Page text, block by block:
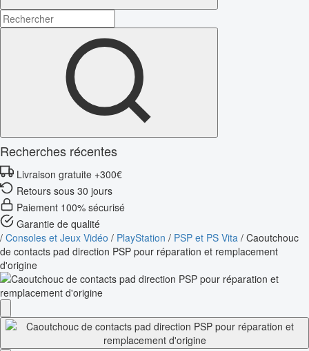
Recherches récentes
Livraison gratuite +300€
Retours sous 30 jours
Paiement 100% sécurisé
Garantie de qualité
/ Consoles et Jeux Vidéo / PlayStation / PSP et PS Vita / Caoutchouc
de contacts pad direction PSP pour réparation et remplacement
d'origine